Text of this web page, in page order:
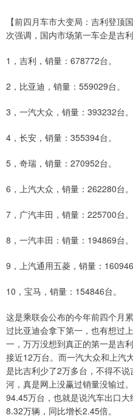
【前四月车市大变局：吉利登顶
次强调，国内市场第一车企是吉利
1，吉利，销量：678772台。
2，比亚迪，销量：559029台。
3，一汽大众，销量：393232台。
4，长安，销量：355394台。
5，奇瑞，销量：270952台。
6，上汽大众，销量：262280台。
7，广汽丰田，销量：225700台。
8，一汽丰田：销量：194869台。
9，上汽通用五菱，销量：160946
10，宝马，销量：154846台。
这是乘联会公布的今年前四个月
过比亚迪会拿下第一，也有想过
一，万万没想到真正的第一是吉
接近12万台。而一汽大众和上汽
是比吉利少了2万多台，不得不
河，真是网上没赢过销量没输过
94.45万台，也就是说汽车出口
8.32万辆，同比增长2.45倍。